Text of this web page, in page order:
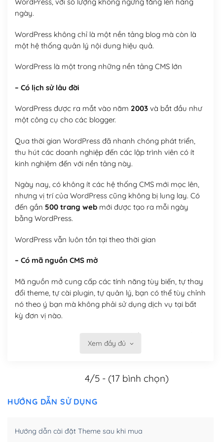
WordPress, với số lượng không ngừng tăng lên hàng
ngày.
WordPress không chỉ là một nền tảng blog mà còn là
một hệ thống quản lý nội dung hiệu quả.
WordPress là một trong những nền tảng CMS lớn
– Có lịch sử lâu đời
WordPress được ra mắt vào năm 2003và bắt đầu như
một công cụ cho các blogger.
Qua thời gian WordPress đã nhanh chóng phát triển,
thu hút các doanh nghiệp đến các lập trình viên có ít
kinh nghiệm đến với nền tảng này.
Ngày nay, có không ít các hệ thống CMS mới mọc lên,
nhưng vị trí của WordPress cũng không bị lung lay. Có
đến gần 500 trang webmới được tạo ra mỗi ngày
bằng WordPress.
WordPress vẫn luôn tồn tại theo thời gian
– Có mã nguồn CMS mở
Mã nguồn mở cung cấp các tính năng tùy biến, tự thay
đổi theme, tự cài plugin, tự quản lý, bạn có thể tùy chỉnh
nó theo ý bạn mà không phải sử dụng dịch vụ tại bất
kỳ đơn vị nào.
hóa nội dung cho SEO.
Xem đầy đủ
4/5 - (17 bình chọn)
HƯỚNG DẪN SỬ DỤNG
Hướng dẫn cài đặt Theme sau khi mua